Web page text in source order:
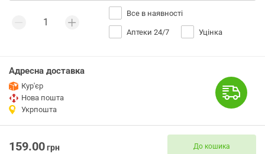
Все в наявності
Аптеки 24/7 Уцінка
Адресна доставка
Кур'єр
Нова пошта
Укрпошта
159.00грн До кошика